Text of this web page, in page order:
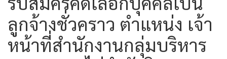
ลูกจ้างชั่วคราว ตำแหน่ง เจ้า
หน้าที่สำนักงานกลุ่มบริหาร